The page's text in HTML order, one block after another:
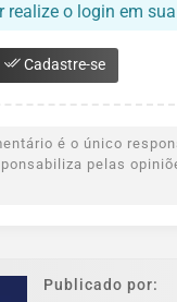
realize o login em
Cadastre-se
é o único
pelas
Publicado por: